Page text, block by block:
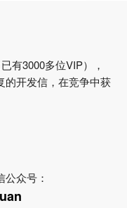
有3000多位VIP），
的开发信，在竞争中获
众号：